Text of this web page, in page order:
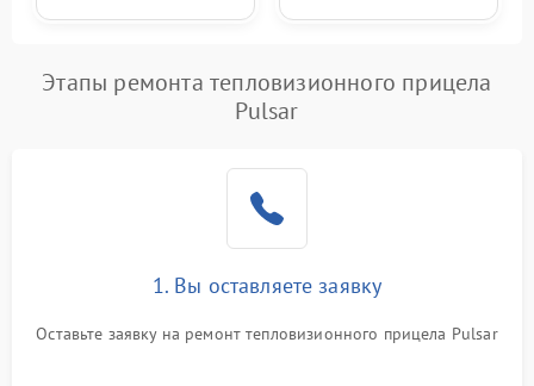
Этапы ремонта тепловизионного прицела
Pulsar
1. Вы оставляете заявку
Оставьте заявку на ремонт тепловизионного прицела Pulsar